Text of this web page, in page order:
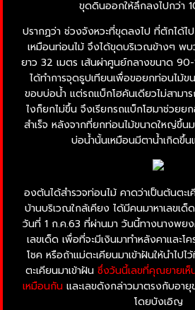
ขุดดินออกให้ลึกลงไปกว่า
ปรากฏว่า ช่วงจังหวะที่ขุดลงไป ที่ตักได้ไ
เหมือนท่อนไม้ จึงได้ขุดบริเวณข้างๆ พ
ยาว 32 เมตร เส้นผ่าศูนย์กลางขนาด 90-
ได้ทำการจุดธูปเทียนเพื่อขอยกท่อนไม้ข
ขอบบ่อน้ำ แต่รถแบ็กโฮคันเดียวไม่สามา
ไงก็ยกไม่ขึ้น จึงเรียกรถแบ็กโฮมาช่วยย
สำเร็จ หลังจากที่ยกท่อนไม้ขนาดใหญ่ขึ้น
บ่อน้ำนั้นเหมือนมีตาน้ำเกิดขึ้น
องต้นได้สำรวจท่อนไม้ คาดว่าเป็นต้นตะเ
บ้านบริเวณใกล้เคียง ได้มีคนมาหาเลขเ
วันที่ 1 ก.ค.63 ที่ผ่านมา วันนี้ทางนางพย
เลขเด็ด เพื่อที่จะมีเงินมาทำหลังคาและโ
โชค หรือถ้าแม่ตะเคียนมาเข้าฝันให้นำไป
ตะเคียนมาเข้าฝัน ซึ่งวันนี้เลขที่คุณยายเ
เหมือนกัน และเลขดังกล่าวมาตรงกับอา
โดยบังเอิญ